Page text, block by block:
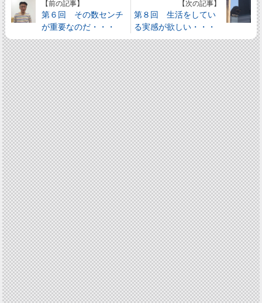
【前の記事】
第６回 その数センチ
が重要なのだ・・・
【次の記事】
第８回 生活をしてい
る実感が欲しい・・・